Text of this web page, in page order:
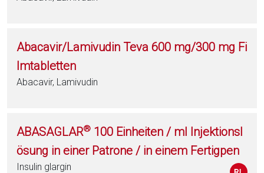
Abacavir/Lamivudin Teva 600 mg/300 mg Fi
lmtabletten
Abacavir, Lamivudin
ABASAGLAR® 100 Einheiten / ml Injektionsl
ösung in einer Patrone / in einem Fertigpen
Insulin glargin